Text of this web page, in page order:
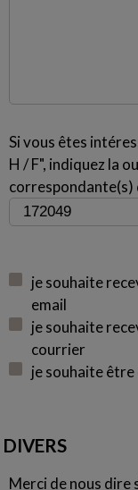
Si vous êtes
H / F", indiquez la
correspondante(s)
je souhaite
email
je souhaite
courrier
je souhaite
DIVERS
Merci de nous dire